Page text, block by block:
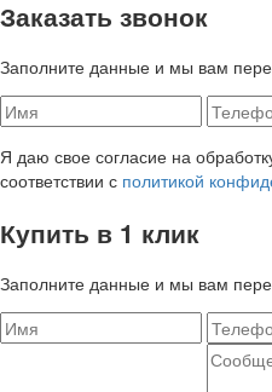
Заказать звонок
Заполните данные и мы вам
Я даю свое согласие на
соответствии с политикой
Купить в 1 клик
Заполните данные и мы вам